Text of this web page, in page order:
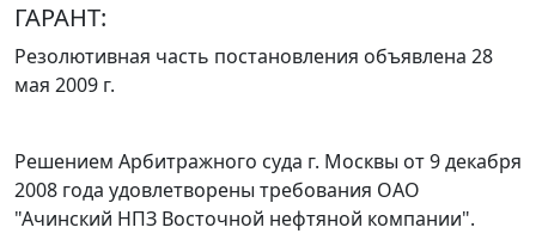
ГАРАНТ:
Резолютивная часть постановления объявлена 28
мая 2009 г.
Решением Арбитражного суда г. Москвы от 9 декабря
2008 года удовлетворены требования ОАО
"Ачинский НПЗ Восточной нефтяной компании".